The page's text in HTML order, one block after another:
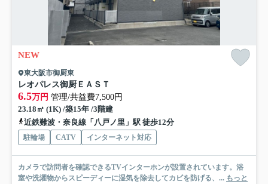
NEW
東大阪市御厨東
レオパレス御厨ＥＡＳＴ
6.5万円 管理/共益費7,500円
23.18㎡ (1K) /築15年 /3階建
近鉄難波・奈良線「八戸ノ里」駅 徒歩12分
駐輪場 CATV インターネット対応
カメラで訪問者を確認できるTVインターホンが設置されています。浴
室や洗濯物からスピーディーに湿気を除去してカビを防げる、... もっと